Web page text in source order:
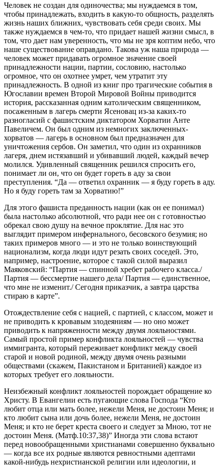
Человек не создан для одиночества; мы нуждаемся в том,
чтобы принадлежать, входить в какую-то общность, разделять
жизнь наших ближних, чувствовать себя среди своих. Мы
также нуждаемся в чем-то, что придает нашей жизни смысл, в
том, что дает нам уверенность, что мы не зря коптим небо, что
наше существование оправдано. Такова уж наша природа —
человек может придавать огромное значение своей
принадлежности нации, партии, сословию, настолько
огромное, что он охотнее умрет, чем утратит эту
принадлежность. В одной из книг про трагические события в
Югославии времен Второй Мировой Войны приводится
история, рассказанная одним католическим священником,
посаженным в лагерь смерти Ясеновац из-за каких-то
разногласий с фашистским диктатором Хорватии Анте
Павеличем. Он был одним из немногих заключенных-
хорватов — лагерь в основном был предназначен для
уничтожения сербов. Он заметил, что один из охранников
лагеря, днем истязавший и убивавший людей, каждый вечер
молился. Удивленный священник решился спросить его,
понимает ли он, что он будет гореть в аду за свои
преступления. “Да — ответил охранник — я буду гореть в аду.
Но я буду гореть там за Хорватию!”
Для этого фашиста преданность нации (как он ее понимал)
была настолько абсолютной, что ради нее он с готовностью
обрекал свою душу на вечное проклятие. Для нас это
выглядит примером инфернального, бесовского безумия; но
таких примеров много — и это не только воинствующий
национализм, когда люди идут резать своих соседей. Это,
например, настроение, которое с такой силой выразил
Маяковский: “Партия — спинной хребет рабочего класса./
Партия — бессмертие нашего дела/ Партия — единственное,
что мне не изменит./ Сегодня приказчик, а завтра царства
стираю в карте”.
Отождествление себя с нацией, с партией, с классом, может и
не приводить к кровавым злодеяниям — но оно может
приводить к напряженности между двумя лояльностями.
Самый простой пример конфликта лояльностей — чувства
иммигранта, который переживает конфликт между своей
старой и новой родиной, между двумя очень разными
обществами (скажем, Пакистаном и Британией) каждое из
которых требует его лояльности.
Неизбежный конфликт лояльностей порождает обращение ко
Христу. В Евангелии есть пугающие слова Господа “Кто
любит отца или мать более, нежели Меня, не достоин Меня; и
кто любит сына или дочь более, нежели Меня, не достоин
Меня; и кто не берет креста своего и следует за Мною, тот не
достоин Меня. (Матф.10:37,38)” Иногда эти слова встают
перед новообращенными христианами совершенно буквально
— когда все их родные являются ревностными адептами
какой-нибудь нехристианской религии или идеологии, и